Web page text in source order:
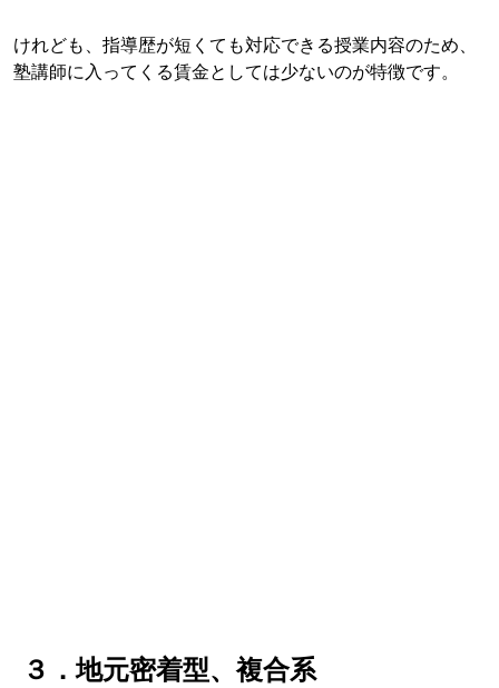
けれども、指導歴が短くても対応できる授業内容のため、
塾講師に入ってくる賃金としては少ないのが特徴です。
３．地元密着型、複合系